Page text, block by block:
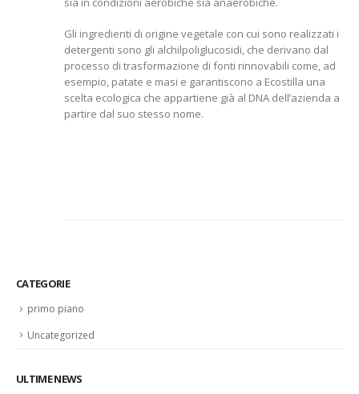
Gli ingredienti di origine vegetale con cui sono realizzati i
detergenti sono gli alchilpoliglucosidi, che derivano dal
processo di trasformazione di fonti rinnovabili come, ad
esempio, patate e masi e garantiscono a Ecostilla una
scelta ecologica che appartiene già al DNA dell’azienda a
partire dal suo stesso nome.
CATEGORIE
primo piano
Uncategorized
ULTIME NEWS